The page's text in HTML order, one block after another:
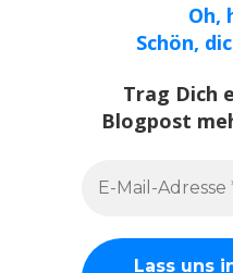
Oh,
Schön,
Trag Dich
Blogpost